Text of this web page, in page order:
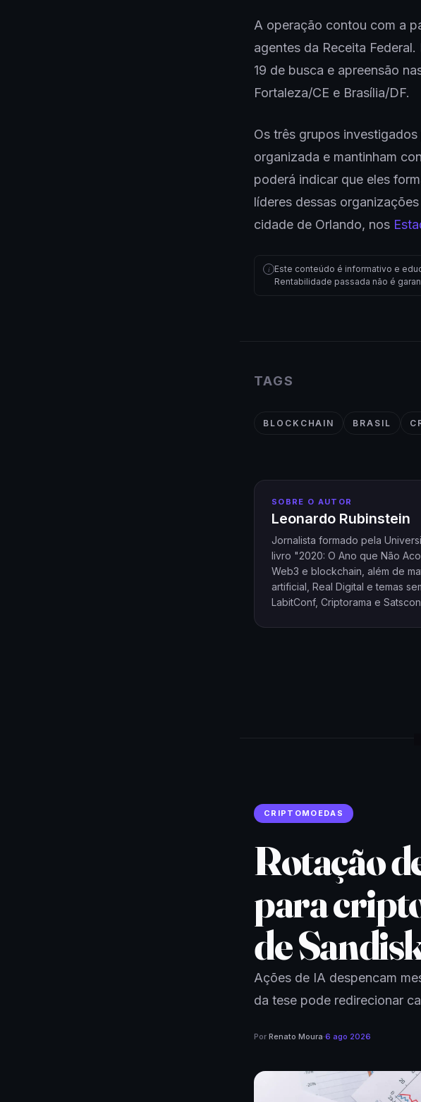
A operação contou com a
agentes da Receita
19 de busca e apreensão
Fortaleza/CE e Brasília/DF.
Os três grupos
organizada e mantinham
poderá indicar que eles
líderes dessas
cidade de Orlando, nos
i Este conteúdo é informativo e
Rentabilidade passada não é
TAGS
BLOCKCHAIN BRASIL
SOBRE O AUTOR
Leonardo Rubinstein
Jornalista formado pela
livro "2020: O Ano que Não
Web3 e blockchain, além de
artificial, Real Digital e temas
LabitConf, Criptorama e
CRIPTOMOEDAS
Rotação
para
de
Ações de IA despencam
da tese pode redirecionar
Por Renato Moura·6 ago 2026